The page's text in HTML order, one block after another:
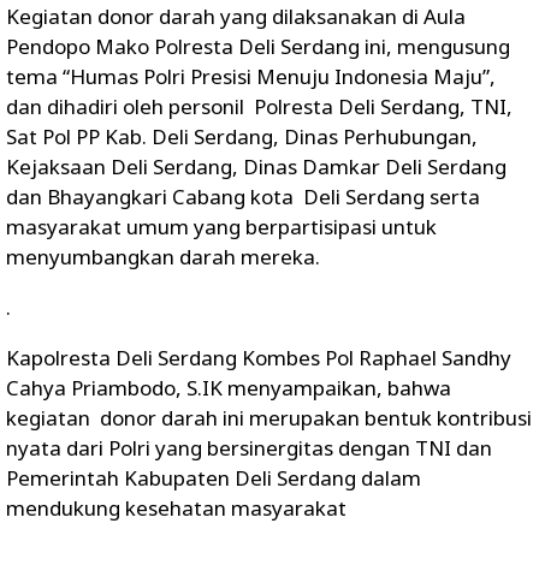
Kegiatan donor darah yang dilaksanakan di Aula
Pendopo Mako Polresta Deli Serdang ini, mengusung
tema “Humas Polri Presisi Menuju Indonesia Maju”,
dan dihadiri oleh personil Polresta Deli Serdang, TNI,
Sat Pol PP Kab. Deli Serdang, Dinas Perhubungan,
Kejaksaan Deli Serdang, Dinas Damkar Deli Serdang
dan Bhayangkari Cabang kota Deli Serdang serta
masyarakat umum yang berpartisipasi untuk
menyumbangkan darah mereka.
.
Kapolresta Deli Serdang Kombes Pol Raphael Sandhy
Cahya Priambodo, S.IK menyampaikan, bahwa
kegiatan donor darah ini merupakan bentuk kontribusi
nyata dari Polri yang bersinergitas dengan TNI dan
Pemerintah Kabupaten Deli Serdang dalam
mendukung kesehatan masyarakat